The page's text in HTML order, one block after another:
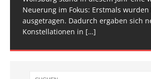
Neuerung im Fokus: Erstmals wurden
ausgetragen. Dadurch ergaben sich
Konstellationen in […]
(Baden-Württemberg) zu einem
Wettkampfwochenende: Am Samstag
Deutschen[…]